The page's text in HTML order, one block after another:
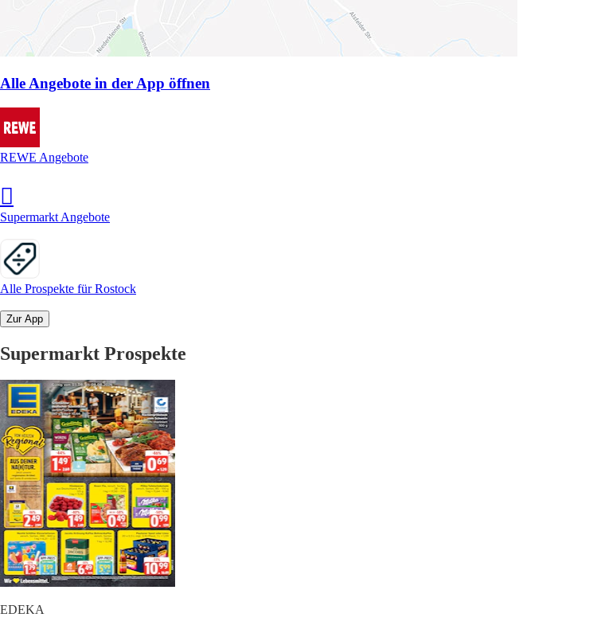
Alle Angebote in der App öffnen
REWE Angebote
Supermarkt Angebote
Alle Prospekte für Rostock
Zur App
Supermarkt Prospekte
EDEKA